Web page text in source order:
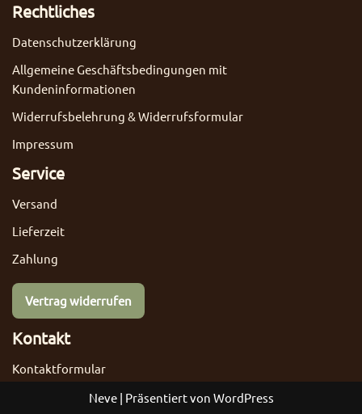
Rechtliches
Datenschutzerklärung
Allgemeine Geschäftsbedingungen mit
Kundeninformationen
Widerrufsbelehrung & Widerrufsformular
Impressum
Service
Versand
Lieferzeit
Zahlung
Vertrag widerrufen
Kontakt
Kontaktformular
Neve| Präsentiert von WordPress